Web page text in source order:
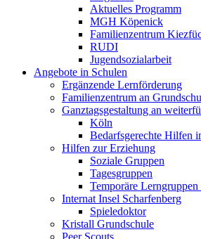
Aktuelles Programm
MGH Köpenick
Familienzentrum
RUDI
Jugendsozialarbeit
Angebote in Schulen
Ergänzende Lernförderung
Familienzentrum an
Ganztagsgestaltung an
Köln
Bedarfsgerechte Hilfen
Hilfen zur Erziehung
Soziale Gruppen
Tagesgruppen
Temporäre
Internat Insel Scharfenberg
Spieledoktor
Kristall Grundschule
Peer Scouts